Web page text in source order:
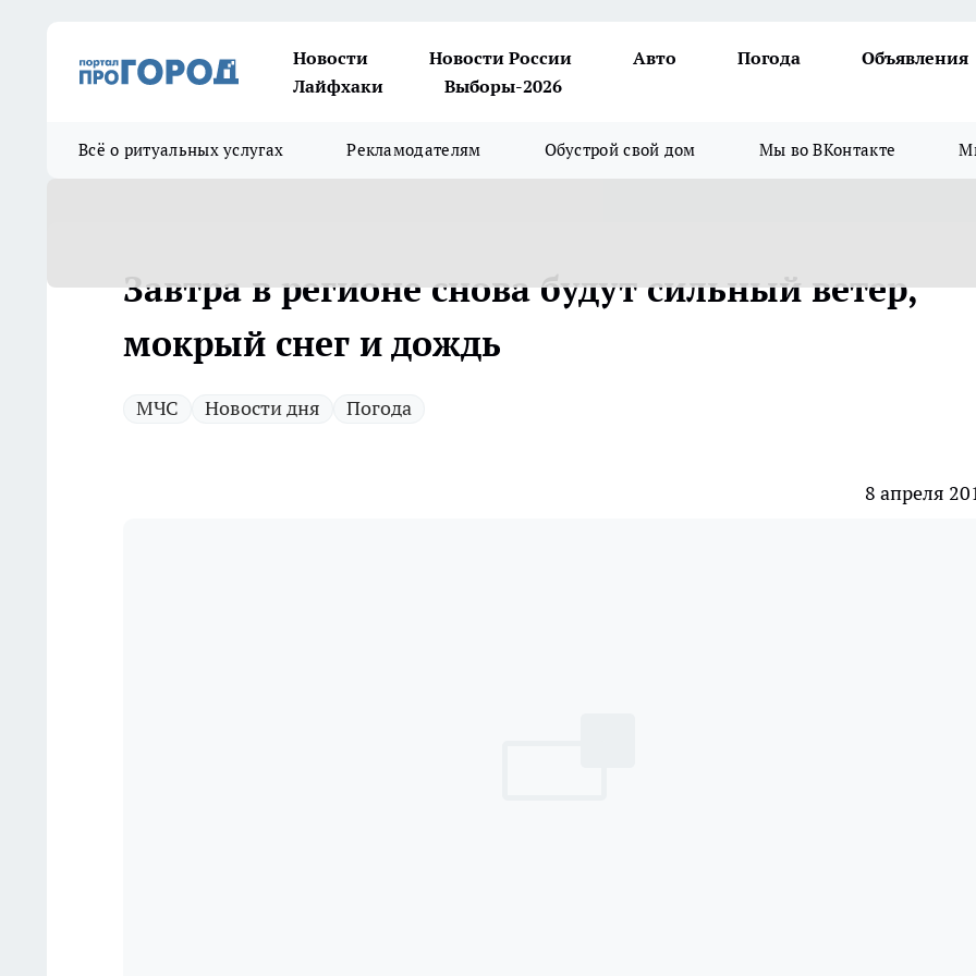
Новости Новости России Авто Погода
Объявления
Лайфхаки
Выборы-2026
Всё о ритуальных услугах Рекламодателям Обустрой свой дом Мы во ВКонтакте
Завтра в регионе снова будут сильный ветер,
мокрый снег и дождь
МЧС Новости дня Погода
8 апреля